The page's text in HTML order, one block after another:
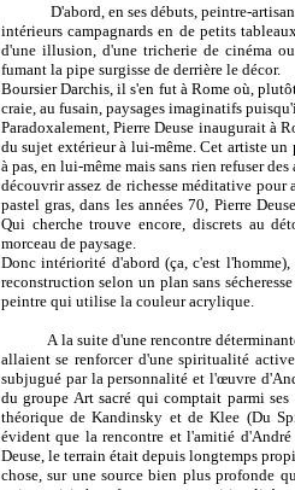
D'abord, en ses débuts, peintre-
intérieurs campagnards en de petits
d'une illusion, d'une tricherie de cinéma
fumant la pipe surgisse de derrière le décor.
Boursier Darchis, il s'en fut à Rome où,
craie, au fusain, paysages imaginatifs
Paradoxalement, Pierre Deuse inaugurait à
du sujet extérieur à lui-même. Cet artiste
à pas, en lui-même mais sans rien refuser
découvrir assez de richesse méditative
pastel gras, dans les années 70, Pierre
Qui cherche trouve encore, discrets au
morceau de paysage.
Donc intériorité d'abord (ça, c'est
reconstruction selon un plan sans
peintre qui utilise la couleur acrylique.
A la suite d'une rencontre
allaient se renforcer d'une spiritualité
subjugué par la personnalité et l'œuvre
du groupe Art sacré qui comptait parmi
théorique de Kandinsky et de Klee (Du
évident que la rencontre et l'amitié
Deuse, le terrain était depuis longtemps
chose, sur une source bien plus profonde